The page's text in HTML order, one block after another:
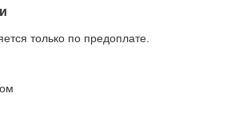
только по предоплате.